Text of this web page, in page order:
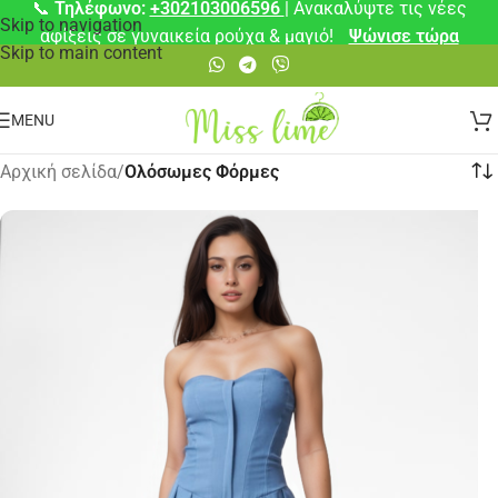
Skip to navigation
Skip to main content
📞 Τηλέφωνο: +302103006596 | Ανακαλύψτε τις νέες
αφίξεις σε γυναικεία ρούχα & μαγιό!
Ψώνισε τώρα
MENU
Αρχική σελίδα/Ολόσωμες Φόρμες